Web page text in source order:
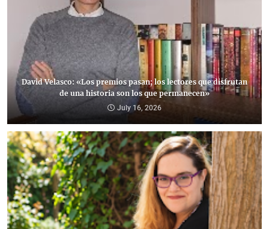
David Velasco: «Los premios pasan; los lectores que disfrutan
de una historia son los que permanecen»
July 16, 2026